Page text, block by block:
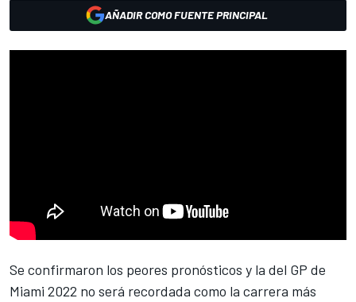
AÑADIR COMO FUENTE PRINCIPAL
Se confirmaron los peores pronósticos y la del GP de
Miami 2022 no será recordada como la carrera más